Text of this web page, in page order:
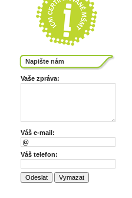
Napište nám
Vaše zpráva:
Váš e-mail:
Váš telefon: